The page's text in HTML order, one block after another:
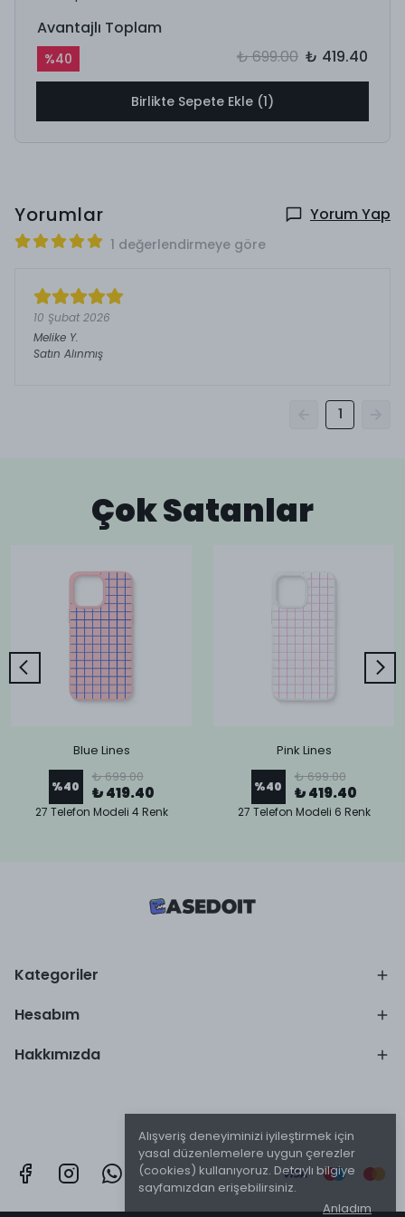
Alışveriş deneyiminizi iyileştirmek için
yasal düzenlemelere uygun çerezler
(cookies) kullanıyoruz. Detaylı bilgiye
sayfamızdan erişebilirsiniz.
Anladım
Avantajlı Toplam
%40 ₺ 699.00 ₺ 419.40
Birlikte Sepete Ekle (1)
Yorumlar Yorum Yap
1 değerlendirmeye göre
10 Şubat 2026
Melike Y.
Satın Alınmış
1
Çok Satanlar
Blue Lines
%40
₺ 699.00
₺ 419.40
27 Telefon Modeli 4 Renk
Pink Lines
%40
₺ 699.00
₺ 419.40
27 Telefon Modeli 6 Renk
Kategoriler
Hesabım
Hakkımızda